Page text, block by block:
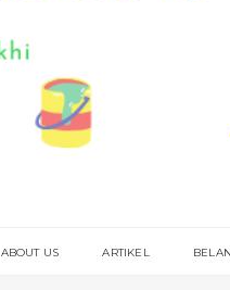
ABOUT US ARTIKEL